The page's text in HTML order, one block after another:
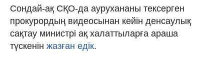
Сондай-ақ СҚО-да аурухананы тексерген
прокурордың видеосынан кейін денсаулық
сақтау министрі ақ халаттыларға араша
түскенін жазған едік.